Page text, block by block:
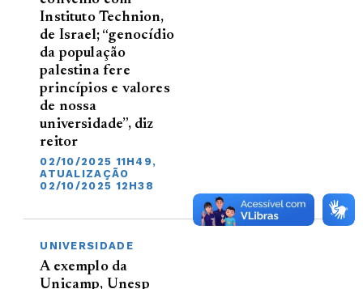
Instituto Technion,
de Israel; “genocídio
da população
palestina fere
princípios e valores
de nossa
universidade”, diz
reitor
02/10/2025 11H49,
ATUALIZAÇÃO
02/10/2025 12H38
UNIVERSIDADE
A exemplo da
Unicamp, Unesp